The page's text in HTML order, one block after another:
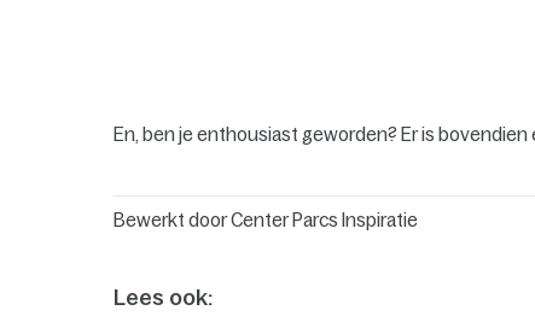
En, ben je enthousiast geworden? Er is
Bewerkt doorCenter Parcs Inspiratie
Lees ook: